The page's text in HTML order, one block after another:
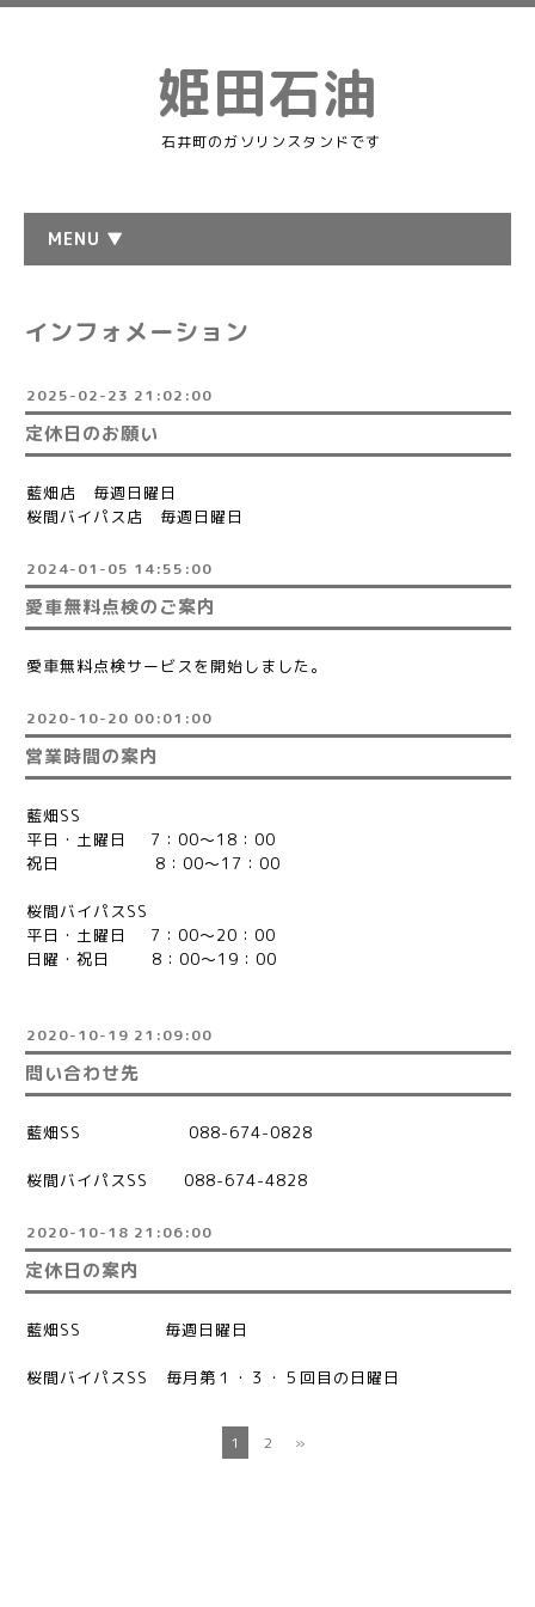
姫田石油
石井町のガソリンスタンドです
MENU ▼
インフォメーション
2025-02-23 21:02:00
定休日のお願い
藍畑店 毎週日曜日
桜間バイパス店 毎週日曜日
2024-01-05 14:55:00
愛車無料点検のご案内
愛車無料点検サービスを開始しました。
2020-10-20 00:01:00
営業時間の案内
藍畑SS
平日・土曜日 7：00〜18：00
祝日 8：00〜17：00
桜間バイパスSS
平日・土曜日 7：00〜20：00
日曜・祝日 8：00〜19：00
2020-10-19 21:09:00
問い合わせ先
藍畑SS 088-674-0828
桜間バイパスSS 088-674-4828
2020-10-18 21:06:00
定休日の案内
藍畑SS 毎週日曜日
桜間バイパスSS 毎月第１・３・５回目の日曜日
1 2 »